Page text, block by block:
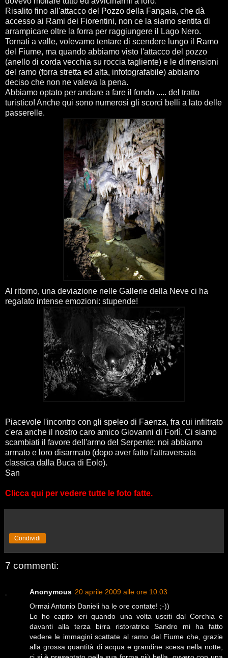
Risalito fino all'attacco del Pozzo della Fangaia, che dà
accesso ai Rami dei Fiorentini, non ce la siamo sentita di
arrampicare oltre la forra per raggiungere il Lago Nero.
Tornati a valle, volevamo tentare di scendere lungo il Ramo
del Fiume, ma quando abbiamo visto l'attacco del pozzo
(anello di corda vecchia su roccia tagliente) e le dimensioni
del ramo (forra stretta ed alta, infotografabile) abbiamo
deciso che non ne valeva la pena.
Abbiamo optato per andare a fare il fondo ..... del tratto
turistico! Anche qui sono numerosi gli scorci belli a lato delle
passerelle.
Al ritorno, una deviazione nelle Gallerie della Neve ci ha
regalato intense emozioni: stupende!
Piacevole l'incontro con gli speleo di Faenza, fra cui infiltrato
c'era anche il nostro caro amico Giovanni di Forlì. Ci siamo
scambiati il favore dell'armo del Serpente: noi abbiamo
armato e loro disarmato (dopo aver fatto l'attraversata
classica dalla Buca di Eolo).
San
Clicca qui per vedere tutte le foto fatte.
Condividi
7 commenti:
Anonymous 20 aprile 2009 alle ore 10:03
Ormai Antonio Danieli ha le ore contate! ;-))
Lo ho capito ieri quando una volta usciti dal Corchia e
davanti alla terza birra ristoratrice Sandro mi ha fatto
vedere le immagini scattate al ramo del Fiume che, grazie
alla grossa quantità di acqua e grandine scesa nella notte,